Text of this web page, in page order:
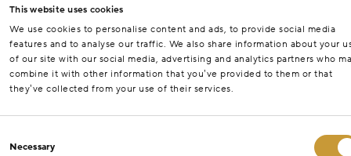
This website uses cookies
We use cookies to personalise content and ads, to provide social media
features and to analyse our traffic. We also share information about your
of our site with our social media, advertising and analytics partners who
combine it with other information that you’ve provided to them or that
they’ve collected from your use of their services.
Selection
Necessary